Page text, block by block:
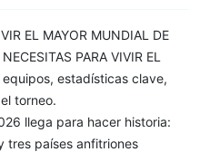
EL MAYOR MUNDIAL DE
PARA VIVIR EL
estadísticas clave,
torneo.
llega para hacer historia:
tres países anfitriones